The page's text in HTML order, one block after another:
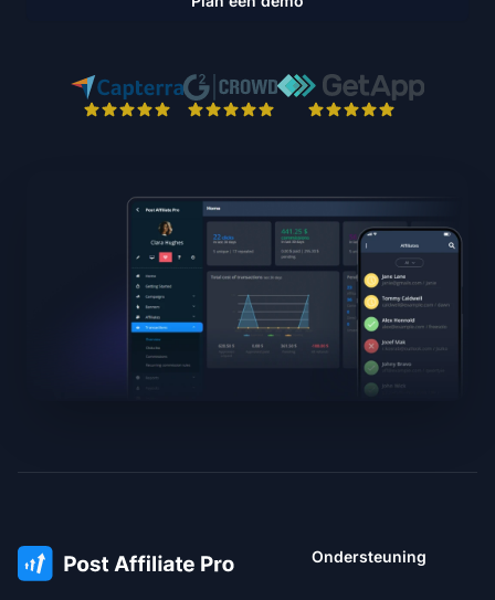
Ondersteuning